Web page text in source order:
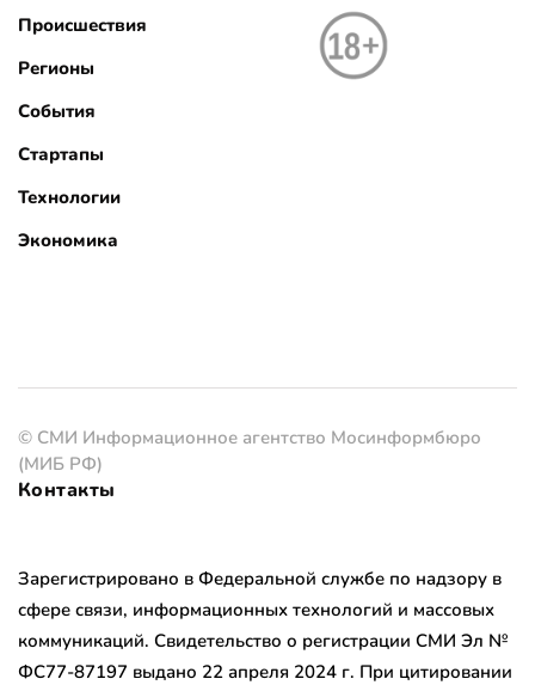
Происшествия
Регионы
События
Стартапы
Технологии
Экономика
© СМИ Информационное агентство Мосинформбюро
(МИБ РФ)
Контакты
Зарегистрировано в Федеральной службе по надзору в
сфере связи, информационных технологий и массовых
коммуникаций. Свидетельство о регистрации СМИ Эл №
ФС77-87197 выдано 22 апреля 2024 г. При цитировании